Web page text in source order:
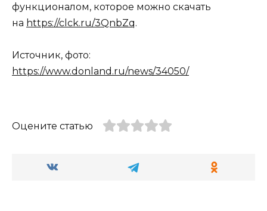
функционалом, которое можно скачать
на https://clck.ru/3QnbZq.
Источник, фото:
https://www.donland.ru/news/34050/
Оцените статью